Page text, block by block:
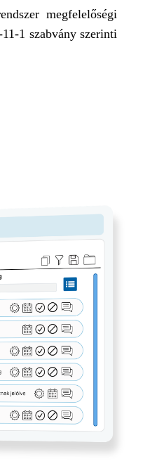
megfelelőségi
1 szabvány szerinti